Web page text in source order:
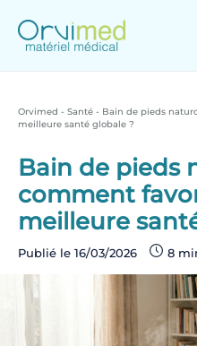
content
Orvimed - Santé- Bain de pieds
meilleure santé globale ?
Bain de pieds
comment
meilleure
Publié le 16/03/2026